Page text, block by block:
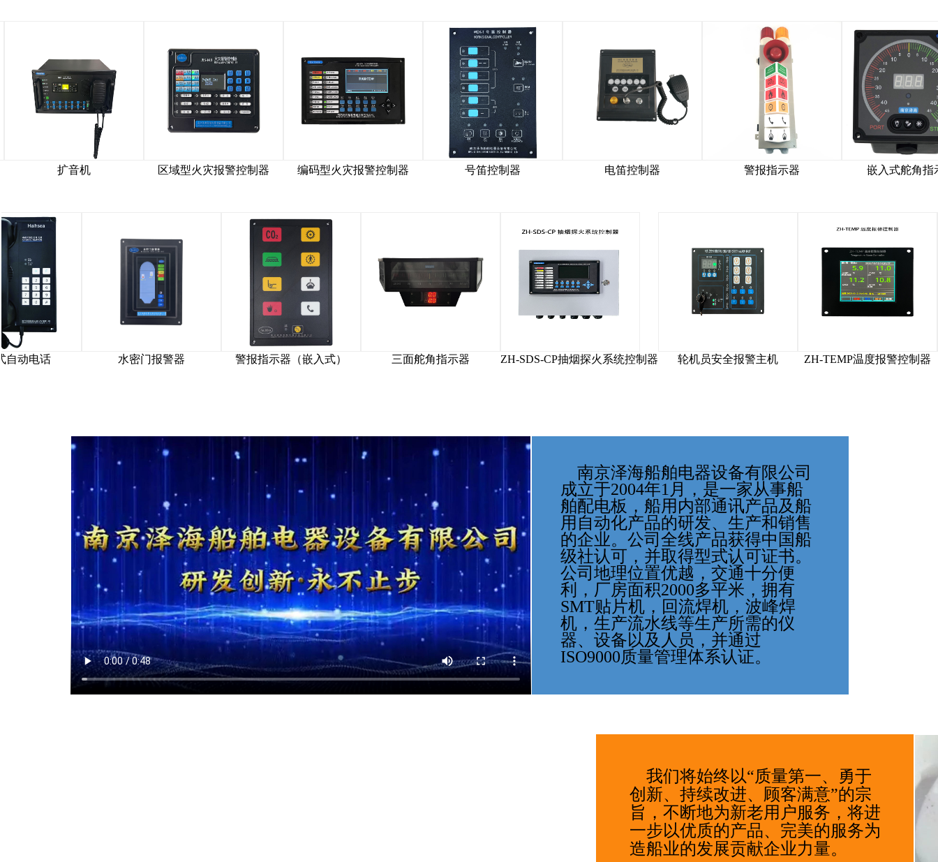
区域型火灾报警控制器 编码型火灾报警控制器 号笛控制器 嵌入式舵角指示器
控制器 嵌入式自动电话 水密门报警器 警报指示器（嵌入式） 三面舵角指示器 ZH-SDS-CP抽烟探火系统控制器 轮机员安全报警主机 ZH-
成立于2004年1月，是一家从事船
舶配电板，船用内部通讯产品及船
用自动化产品的研发、生产和销售
的企业。公司全线产品获得中国船
级社认可，并取得型式认可证书。
公司地理位置优越，交通十分便
利，厂房面积2000多平米，拥有
SMT贴片机，回流焊机，波峰焊
机，生产流水线等生产所需的仪
器、设备以及人员，并通过
ISO9000质量管理体系认证。
创新、持续改进、顾客满意”的宗
旨，不断地为新老用户服务，将进
一步以优质的产品、完美的服务为